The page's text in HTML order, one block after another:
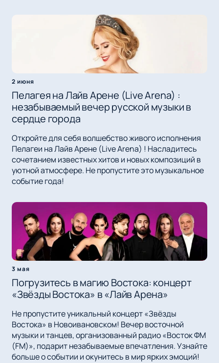
2 июня
Пелагея на Лайв Арене (Live Arena) :
незабываемый вечер русской музыки в
сердце города
Откройте для себя волшебство живого исполнения
Пелагеи на Лайв Арене (Live Arena) ! Насладитесь
сочетанием известных хитов и новых композиций в
уютной атмосфере. Не пропустите это музыкальное
событие года!
3 мая
Погрузитесь в магию Востока: концерт
«Звёзды Востока» в «Лайв Арена»
Не пропустите уникальный концерт «Звёзды
Востока» в Новоивановском! Вечер восточной
музыки и танцев, организованный радио «Восток ФМ
(FM)», подарит незабываемые впечатления. Узнайте
больше о событии и окунитесь в мир ярких эмоций!